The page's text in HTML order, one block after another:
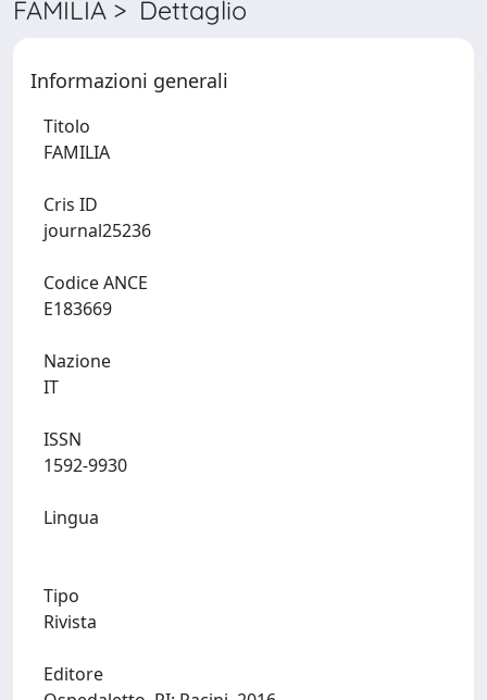
FAMILIA > Dettaglio
Informazioni generali
Titolo
Cris ID
Codice ANCE
Nazione
ISSN
Lingua
Tipo
Rivista
Editore